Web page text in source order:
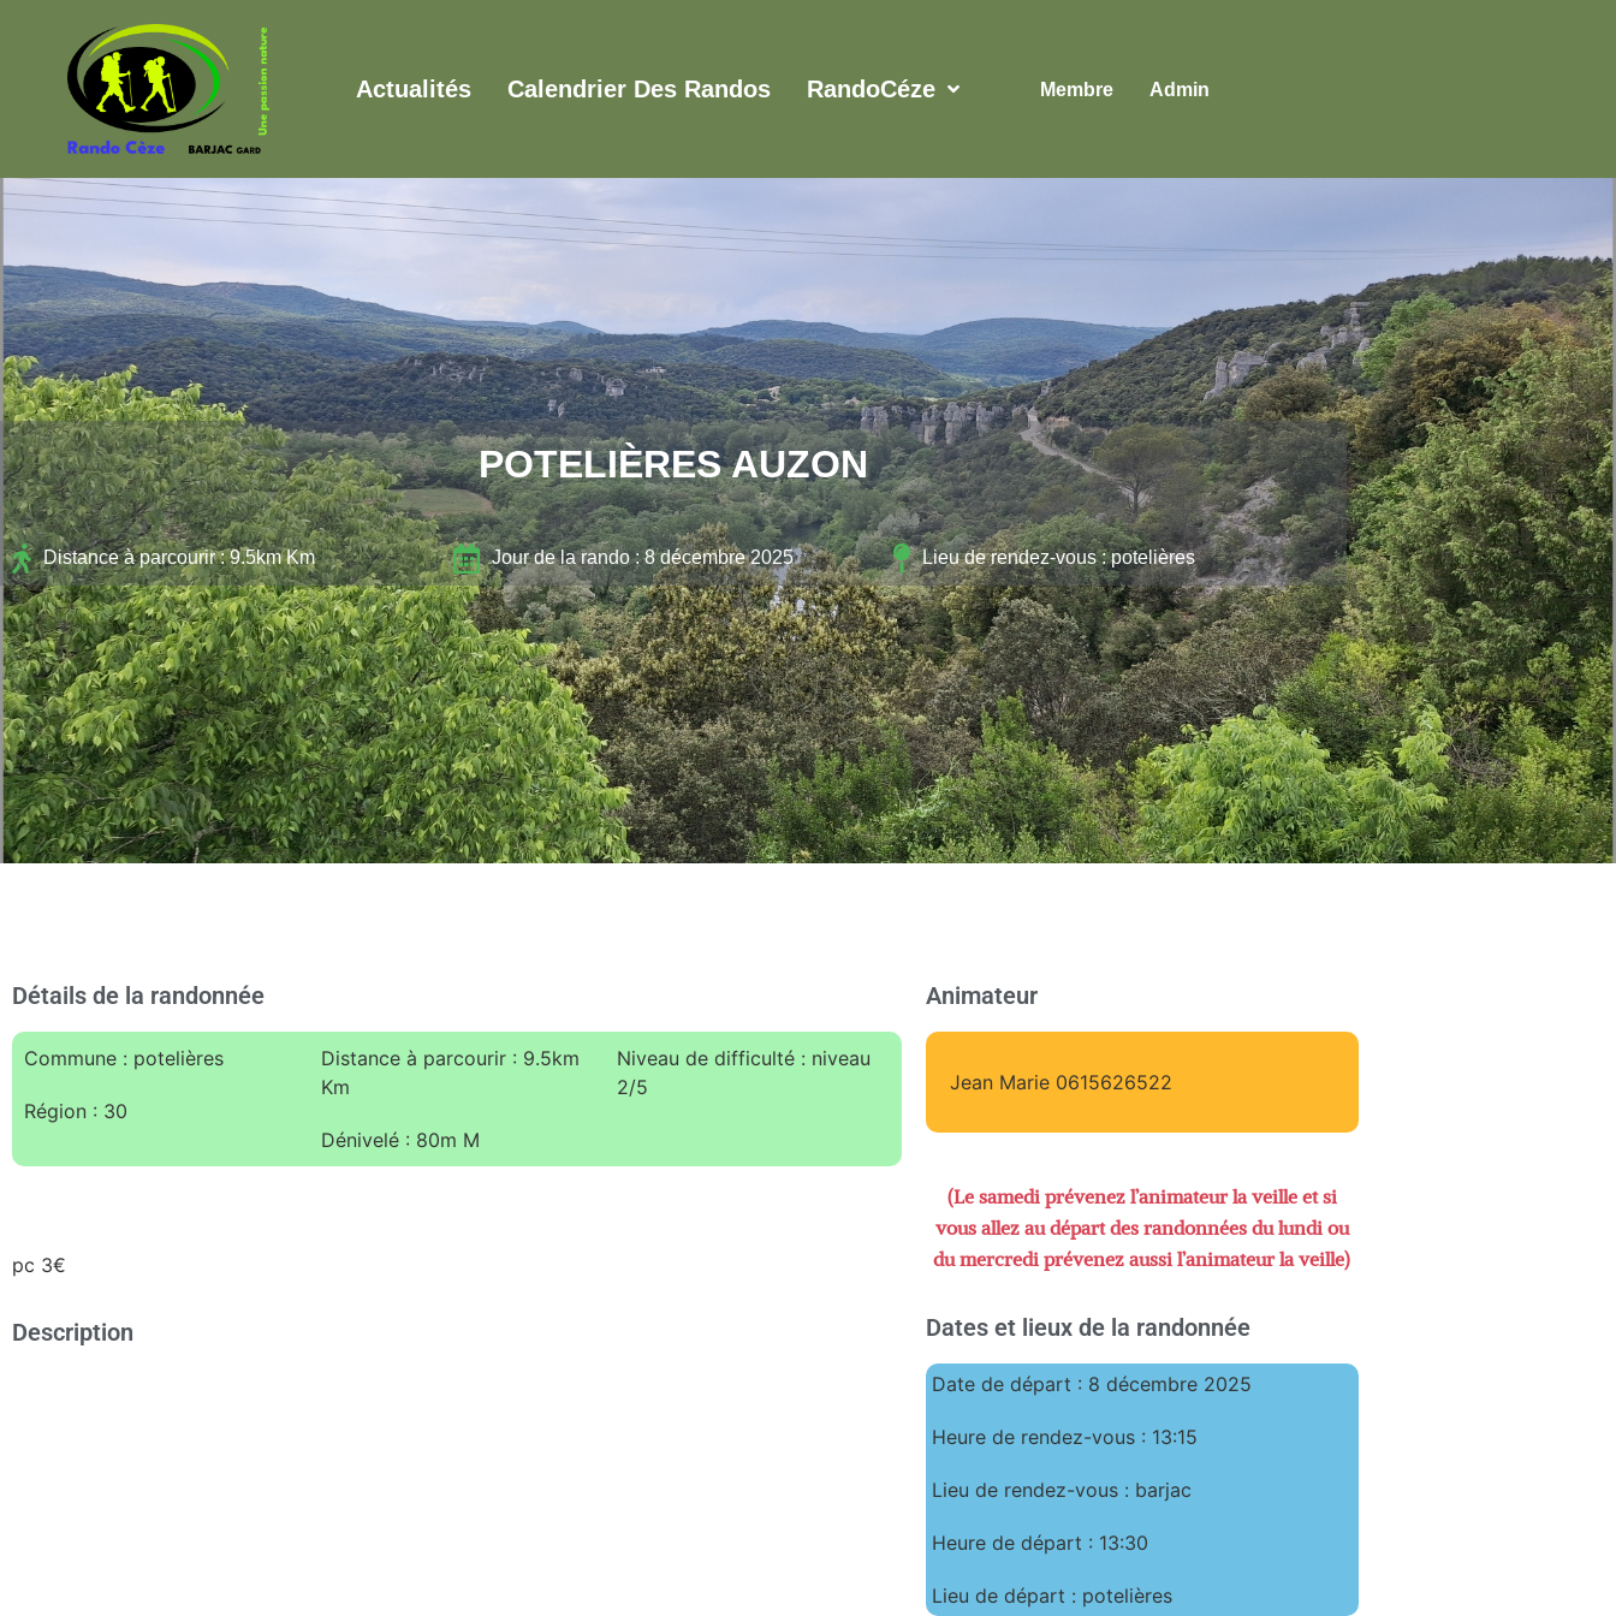
Actualités Calendrier Des Randos RandoCéze Membre Admin
POTELIÈRES AUZON
Distance à parcourir : 9.5km Km Jour de la rando : 8 décembre 2025 Lieu de rendez-vous : potelières
Détails de la randonnée
Commune : potelières
Région : 30
Distance à parcourir : 9.5km
Km
Dénivelé : 80m M
Niveau de difficulté : niveau
2/5
pc 3€
Description
Animateur
Jean Marie 0615626522
(Le samedi prévenez l’animateur la veille et si
vous allez au départ des randonnées du lundi ou
du mercredi prévenez aussi l’animateur la veille)
Dates et lieux de la randonnée
Date de départ : 8 décembre 2025
Heure de rendez-vous : 13:15
Lieu de rendez-vous : barjac
Heure de départ : 13:30
Lieu de départ : potelières